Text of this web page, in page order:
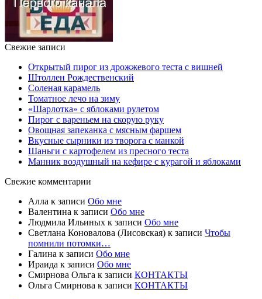
Свежие записи
Открытый пирог из дрожжевого теста с вишней
Штоллен Рождественский
Соленая карамель
Томатное лечо на зиму
«Шарлотка» с яблоками рулетом
Пирог с вареньем на скорую руку
Овощная запеканка с мясным фаршем
Вкусные сырники из творога с манкой
Шаньги с картофелем из пресного теста
Манник воздушный на кефире с курагой и яблоками
Свежие комментарии
Алла к записи Обо мне
Валентина к записи Обо мне
Людмила Ильиных к записи Обо мне
Светлана Коновалова (Лисовская) к записи Чтобы
помнили потомки…
Галина к записи Обо мне
Ираида к записи Обо мне
Смирнова Ольга к записи КОНТАКТЫ
Ольга Смирнова к записи КОНТАКТЫ